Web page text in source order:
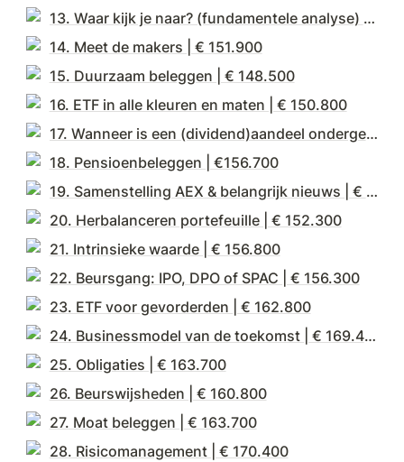
13. Waar kijk je naar? (fundamentele analyse) | € 150.000
14. Meet de makers | € 151.900
15. Duurzaam beleggen | € 148.500
16. ETF in alle kleuren en maten | € 150.800
17. Wanneer is een (dividend)aandeel ondergewaardeerd | € 152.400
18. Pensioenbeleggen | €156.700
19. Samenstelling AEX & belangrijk nieuws | € 159.100
20. Herbalanceren portefeuille | € 152.300
21. Intrinsieke waarde | € 156.800
22. Beursgang: IPO, DPO of SPAC | € 156.300
23. ETF voor gevorderden | € 162.800
24. Businessmodel van de toekomst | € 169.400
25. Obligaties | € 163.700
26. Beurswijsheden | € 160.800
27. Moat beleggen | € 163.700
28. Risicomanagement | € 170.400